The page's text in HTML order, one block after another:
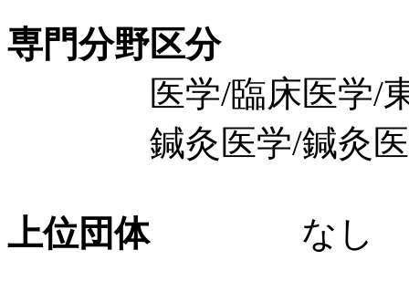
専門分野区分
医学/臨床医学/東
鍼灸医学/鍼灸医
上位団体なし